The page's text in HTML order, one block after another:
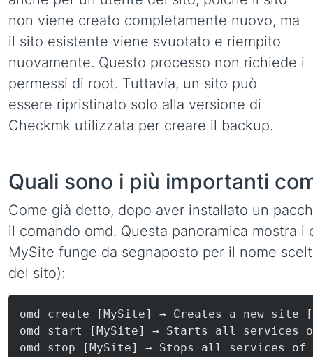
non viene creato completamente nuovo, ma
il sito esistente viene svuotato e riempito
nuovamente. Questo processo non richiede i
permessi di root. Tuttavia, un sito può
essere ripristinato solo alla versione di
Checkmk utilizzata per creare il backup.
Quali sono i più importanti
Come già detto, dopo aver installato un
il comando omd. Questa panoramica mostra
MySite funge da segnaposto per il nome
del sito):
omd create [MySite] → Creates a new site
omd start [MySite] → Starts all services
omd stop [MySite] → Stops all services of